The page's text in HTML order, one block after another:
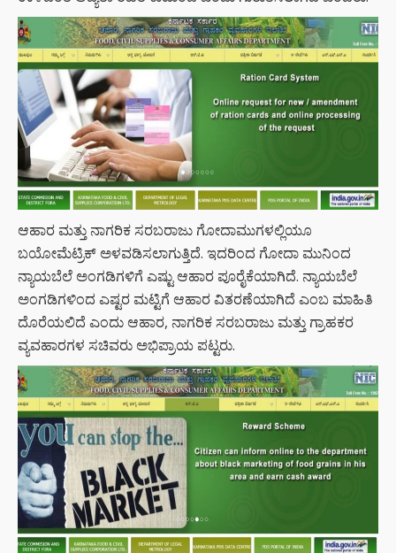
ಆಹಾರ ಮತ್ತು ನಾಗರಿಕ ಸರಬರಾಜು ಗೋದಾಮುಗಳಲ್ಲಿಯೂ
ಬಯೋಮೆಟ್ರಿಕ್ ಅಳವಡಿಸಲಾಗುತ್ತಿದೆ. ಇದರಿಂದ ಗೋದಾ ಮುನಿಂದ
ನ್ಯಾಯಬೆಲೆ ಅಂಗಡಿಗಳಿಗೆ ಎಷ್ಟು ಆಹಾರ ಪೂರೈಕೆಯಾಗಿದೆ. ನ್ಯಾಯಬೆಲೆ
ಅಂಗಡಿಗಳಿಂದ ಎಷ್ಟರ ಮಟ್ಟಿಗೆ ಆಹಾರ ವಿತರಣೆಯಾಗಿದೆ ಎಂಬ ಮಾಹಿತಿ
ದೊರೆಯಲಿದೆ ಎಂದು ಆಹಾರ, ನಾಗರಿಕ ಸರಬರಾಜು ಮತ್ತು ಗ್ರಾಹಕರ
ವ್ಯವಹಾರಗಳ ಸಚಿವರು ಅಭಿಪ್ರಾಯ ಪಟ್ಟರು.